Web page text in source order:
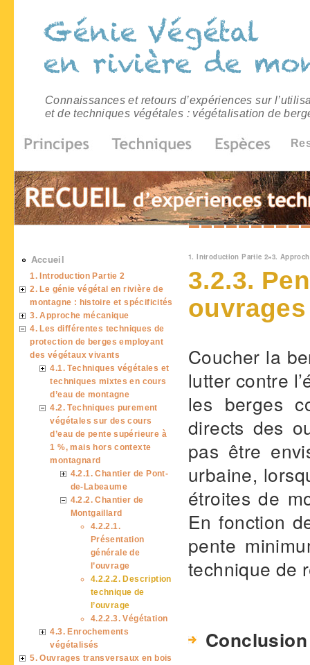
Connaissances et retours d’expériences sur
et de techniques végétales : végétalisation de
Vous êtes ici
1. Introduction Partie 2»3.
3.2.3.
ouvrages
Coucher la
lutter contre
les berges
directs des
pas être
urbaine,
étroites de
En fonction
pente
technique de
Conclusion
Accueil
1. Introduction Partie 2
2. Le génie végétal en rivière de
montagne : histoire et spécificités
3. Approche mécanique
4. Les différentes techniques de
protection de berges employant
des végétaux vivants
4.1. Techniques végétales et
techniques mixtes en cours
d’eau de montagne
4.2. Techniques purement
végétales sur des cours
d’eau de pente supérieure à
1 %, mais hors contexte
montagnard
4.2.1. Chantier de Pont-
de-Labeaume
4.2.2. Chantier de
Montgaillard
4.2.2.1.
Présentation
générale de
l’ouvrage
4.2.2.2. Description
technique de
l’ouvrage
4.2.2.3. Végétation
4.3. Enrochements
végétalisés
5. Ouvrages transversaux en bois